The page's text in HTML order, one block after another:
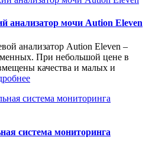
анализатор мочи Aution Eleven
анализатор Aution Eleven –
При небольшой цене в
качества и малых и
система мониторинга